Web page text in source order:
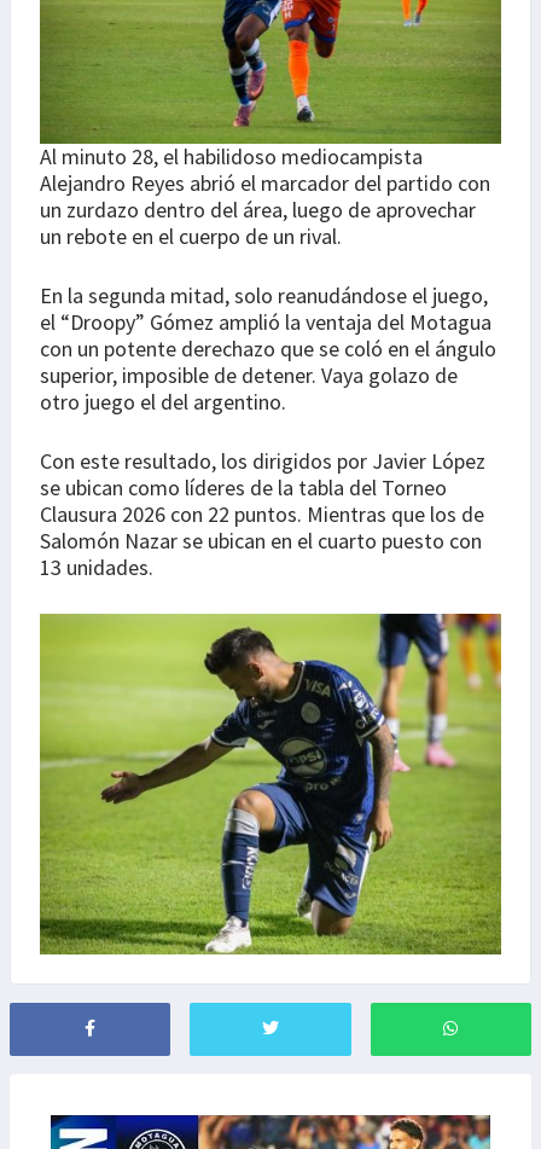
Al minuto 28, el habilidoso mediocampista
Alejandro Reyes abrió el marcador del partido con
un zurdazo dentro del área, luego de aprovechar
un rebote en el cuerpo de un rival.
En la segunda mitad, solo reanudándose el juego,
el “Droopy” Gómez amplió la ventaja del Motagua
con un potente derechazo que se coló en el ángulo
superior, imposible de detener. Vaya golazo de
otro juego el del argentino.
Con este resultado, los dirigidos por Javier López
se ubican como líderes de la tabla del Torneo
Clausura 2026 con 22 puntos. Mientras que los de
Salomón Nazar se ubican en el cuarto puesto con
13 unidades.